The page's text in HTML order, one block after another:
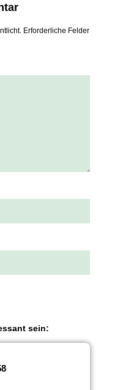
Erforderliche Felder
sein: